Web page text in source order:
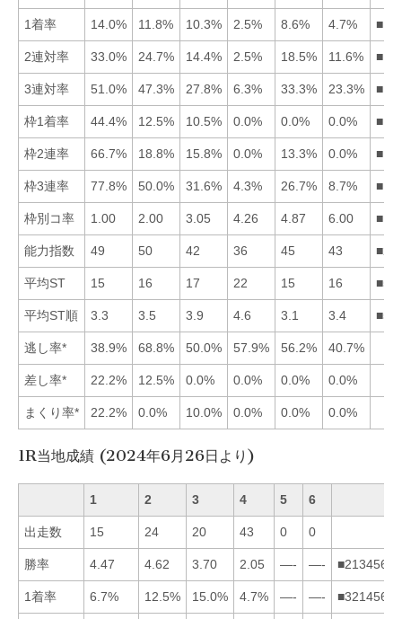
1着率 14.0% 11.8% 10.3% 2.5% 8.6% 4.7%
2連対率 33.0% 24.7% 14.4% 2.5% 18.5% 11.6%
3連対率 51.0% 47.3% 27.8% 6.3% 33.3% 23.3%
枠1着率 44.4% 12.5% 10.5% 0.0% 0.0% 0.0%
枠2連率 66.7% 18.8% 15.8% 0.0% 13.3% 0.0%
枠3連率 77.8% 50.0% 31.6% 4.3% 26.7% 8.7%
枠別コ率 1.00 2.00 3.05 4.26 4.87 6.00
能力指数 49 50 42 36 45 43
平均ST 15 16 17 22 15 16
平均ST順 3.3 3.5 3.9 4.6 3.1 3.4
逃し率* 38.9% 68.8% 50.0% 57.9% 56.2% 40.7%
差し率* 22.2% 12.5% 0.0% 0.0% 0.0% 0.0%
まくり率* 22.2% 0.0% 10.0% 0.0% 0.0% 0.0%
1R当地成績 (2024年6月26日より)
1 2 3 4 5 6
出走数 15 24 20 43 0 0
勝率 4.47 4.62 3.70 2.05 —- —- ■213456
1着率 6.7% 12.5% 15.0% 4.7% —- —- ■321456